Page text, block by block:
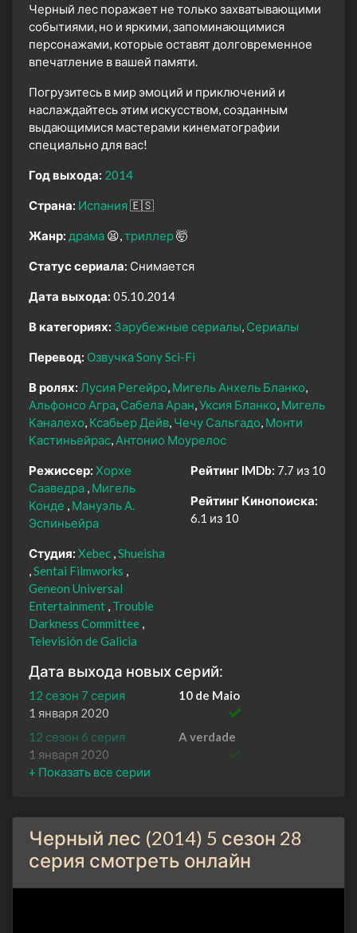
Черный лес поражает не только захватывающими
событиями, но и яркими, запоминающимися
персонажами, которые оставят долговременное
впечатление в вашей памяти.
Погрузитесь в мир эмоций и приключений и
наслаждайтесь этим искусством, созданным
выдающимися мастерами кинематографии
специально для вас!
Год выхода: 2014
Страна: Испания🇪🇸
Жанр: драма 😫 триллер🤯
Статус сериала: Снимается
Дата выхода: 05.10.2014
В категориях: Зарубежные сериалы Сериалы
Перевод: Озвучка Sony Sci-Fi
В ролях: Лусия Регейро Мигель Анхель Бланко
Альфонсо Агра Сабела Аран Уксия Бланко Мигель
Каналехо Ксабьер Дейв Чечу Сальгадо Монти
Кастиньейрас Антонио Моурелос
Режиссер: Хорхе
Сааведра Мигель
Конде
Мануэль А.
Эспиньейра
Студия: Xebec Shueisha
Sentai Filmworks
Geneon Universal
Entertainment Trouble
Darkness Committee
Televisión de Galicia
Рейтинг IMDb: 7.7 из 10
Рейтинг Кинопоиска:
6.1 из 10
Дата выхода новых серий:
12 сезон 7 серия
10 de Maio
1 января 2020
12 сезон 6 серия
A verdade
1 января 2020
12 сезон 5 серия
12 сезон 4 серия
Inimigos reais, amigos
imaxinarios
1 января 2020
Черный лес (2014) 5 сезон 28
серия смотреть онлайн